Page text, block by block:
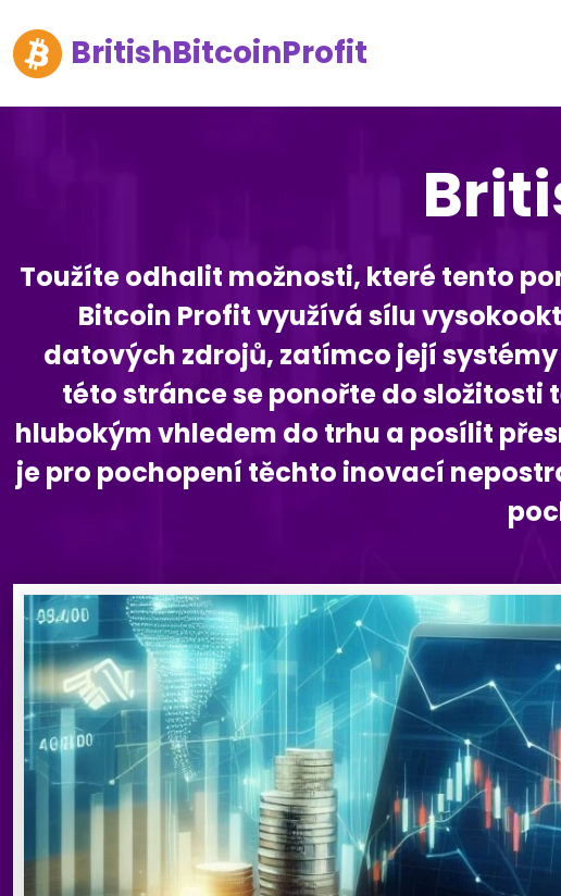
BritishBitcoinProfit
Toužíte odhalit možnosti, které tento
Bitcoin Profit využívá sílu
datových zdrojů, zatímco její
této stránce se ponořte do
hlubokým vhledem do trhu a posílit
je pro pochopení těchto inovací